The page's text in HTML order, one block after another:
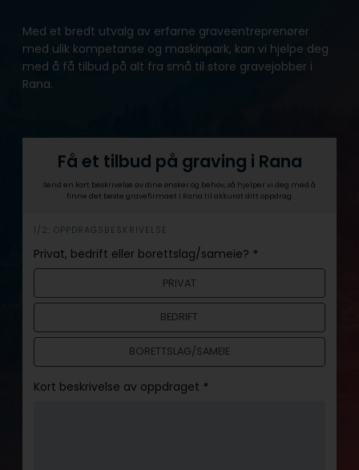
Med et bredt utvalg av erfarne graveentreprenører
med ulik kompetanse og maskinpark, kan vi hjelpe deg
med å få tilbud på alt fra små til store gravejobber i
Rana.
Få et tilbud på graving i Rana
Send en kort beskrivelse av dine ønsker og behov, så hjelper vi deg med å
finne det beste gravefirmaet i Rana til akkurat ditt oppdrag.
h
e
r
1/2: OPPDRAGSBESKRIVELSE
Privat, bedrift eller borettslag/sameie? *
PRIVAT
BEDRIFT
BORETTSLAG/SAMEIE
Kort beskrivelse av oppdraget *